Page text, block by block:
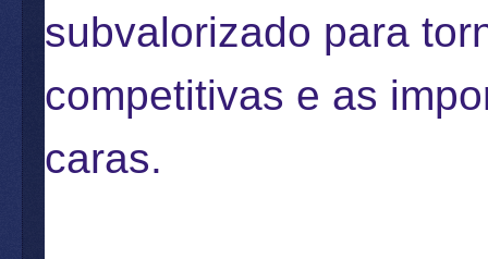
subvalorizado para
competitivas e as
caras.